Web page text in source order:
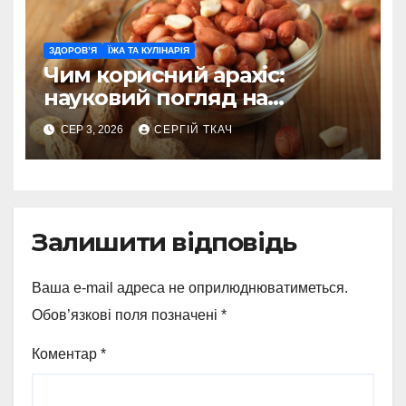
ЗДОРОВ’Я ЇЖА ТА КУЛІНАРІЯ
Чим корисний арахіс:
науковий погляд на
поживну цінність
СЕР 3, 2026 СЕРГІЙ ТКАЧ
Залишити відповідь
Ваша e-mail адреса не оприлюднюватиметься.
Обов’язкові поля позначені *
Коментар *